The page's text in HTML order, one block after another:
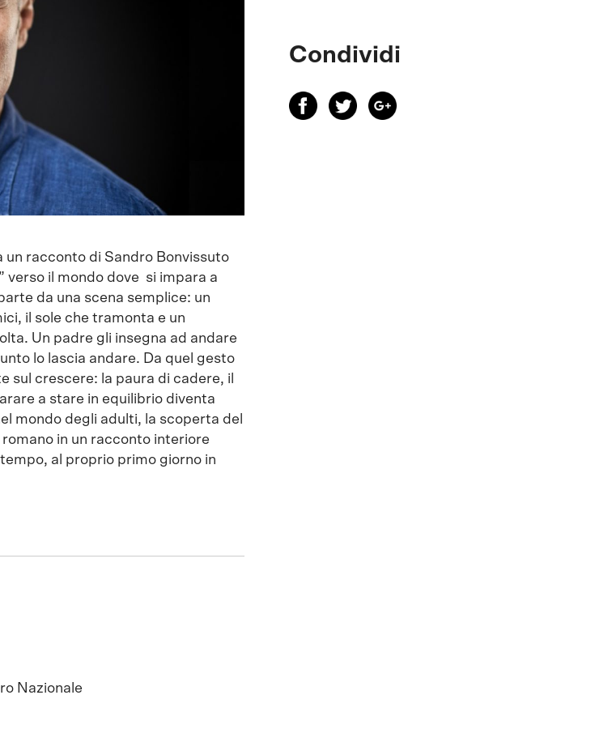
racconto di Sandro Bonvissuto
il mondo dove si impara a
da una scena semplice: un
il sole che tramonta e un
Un padre gli insegna ad andare
lo lascia andare. Da quel gesto
sul crescere: la paura di cadere, il
a stare in equilibrio diventa
mondo degli adulti, la scoperta del
in un racconto interiore
al proprio primo giorno in
Nazionale
Condividi